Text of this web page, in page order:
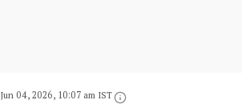
Jun 04, 2026, 10:07 am IST